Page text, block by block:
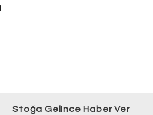
Stoğa Gelince Haber Ver